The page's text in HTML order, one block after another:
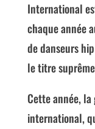
International
chaque année
de danseurs
le titre
Cette année,
international,